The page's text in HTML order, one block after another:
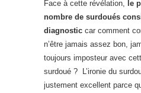
Face à cette révélation, le
nombre de surdoués
diagnostic car comment
n’être jamais assez bon,
toujours imposteur avec
surdoué ? L’ironie du
justement excellent parce